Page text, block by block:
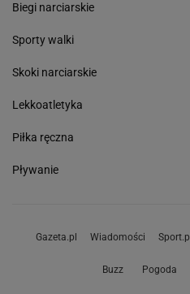
Biegi narciarskie
Sporty walki
Skoki narciarskie
Lekkoatletyka
Piłka ręczna
Pływanie
Gazeta.pl Wiadomości Sport.pl
Buzz Pogoda